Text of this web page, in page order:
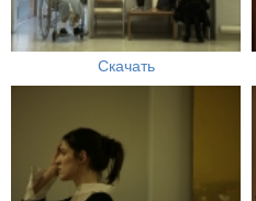
Скачать